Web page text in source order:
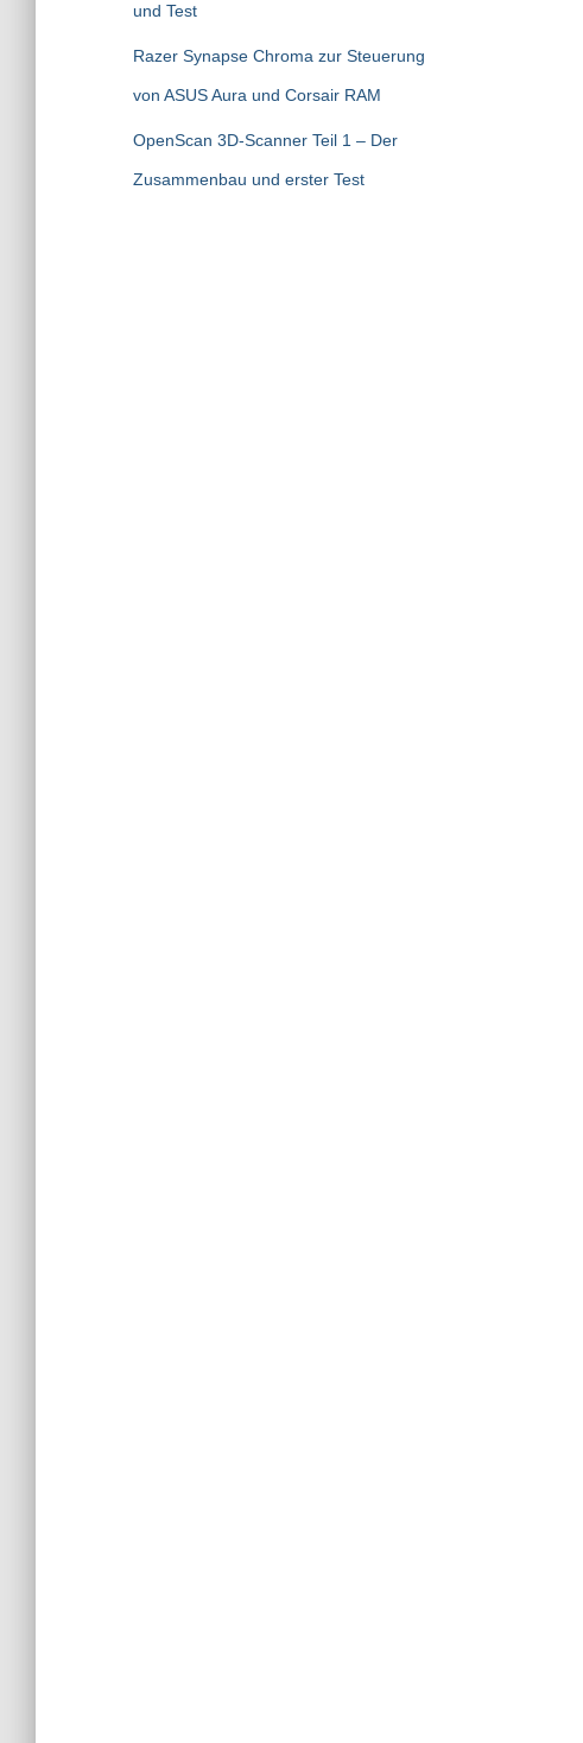
und Test
Razer Synapse Chroma zur Steuerung
von ASUS Aura und Corsair RAM
OpenScan 3D-Scanner Teil 1 – Der
Zusammenbau und erster Test